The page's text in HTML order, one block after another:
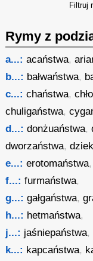
Filtruj
Rymy z
a...: acaństwa,
b...: bałwaństwa,
c...: chaństwa,
chuligaństwa,
d...: donżuaństwa,
dworzaństwa,
e...: erotomaństwa,
f...: furmaństwa,
g...: gałgaństwa,
h...: hetmaństwa,
j...: jaśniepaństwa,
k...: kapcaństwa,